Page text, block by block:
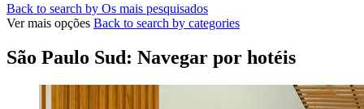
Back to search by Os mais pesquisados
Ver mais opções Back to search by categories
São Paulo Sud: Navegar por hotéis